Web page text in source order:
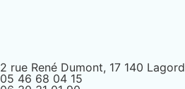
2 rue René Dumont, 17 140 Lagord
05 46 68 04 15